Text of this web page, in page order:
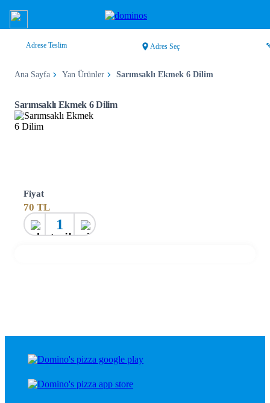
Adrese Teslim Adres Seç
Ana Sayfa Yan Ürünler Sarımsaklı Ekmek 6 Dilim
Sarımsaklı Ekmek 6 Dilim
Fiyat
70 TL
1